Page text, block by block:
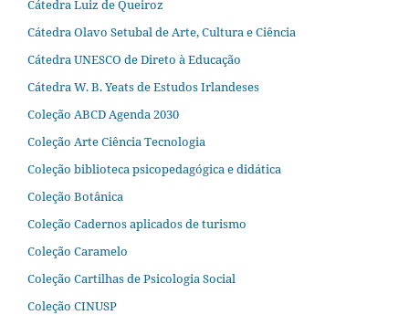
Cátedra Luiz de Queiroz
Cátedra Olavo Setubal de Arte, Cultura e Ciência
Cátedra UNESCO de Direto à Educação
Cátedra W. B. Yeats de Estudos Irlandeses
Coleção ABCD Agenda 2030
Coleção Arte Ciência Tecnologia
Coleção biblioteca psicopedagógica e didática
Coleção Botânica
Coleção Cadernos aplicados de turismo
Coleção Caramelo
Coleção Cartilhas de Psicologia Social
Coleção CINUSP